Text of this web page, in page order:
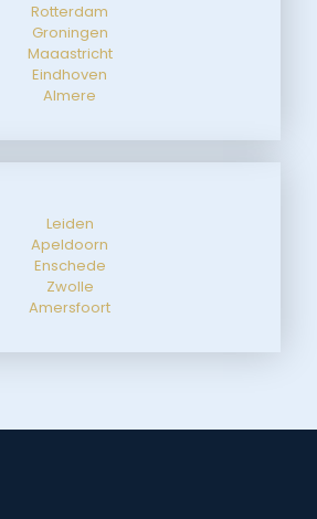
Rotterdam
Groningen
Maaastricht
Eindhoven
Almere
Leiden
Apeldoorn
Enschede
Zwolle
Amersfoort